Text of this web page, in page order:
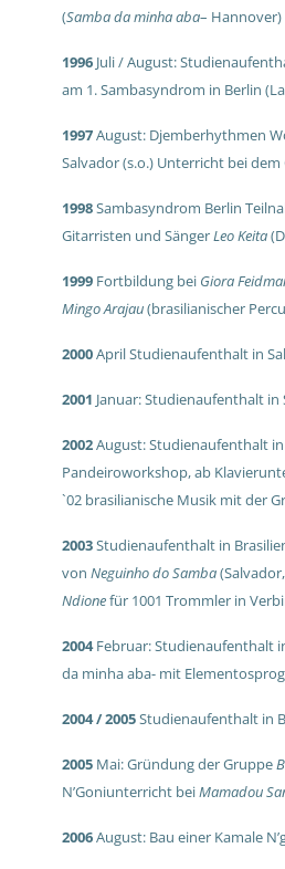
(Samba da minha aba– Hannover)
1996 Juli / August:
am 1. Sambasyndrom in Berlin
1997August: Djemberhythmen
Salvador (s.o.) Unterricht bei
1998Sambasyndrom Berlin
Gitarristen und SängerLeo Keita
1999 Fortbildung bei Giora
Mingo Arajau(brasilianischer
2000April Studienaufenthalt in
2001 Januar: Studienaufenthalt
2002August: Studienaufenthalt in
Pandeiroworkshop,ab
`02 brasilianische Musik mit der
2003Studienaufenthalt in
von Neguinho do Samba
Ndionefür 1001 Trommler in
2004Februar: Studienaufenthalt
da minha aba- mit
2004 / 2005Studienaufenthalt in
2005 Mai: Gründung der Gruppe
N’Goniunterricht beiMamadou
2006August: Bau einer Kamale